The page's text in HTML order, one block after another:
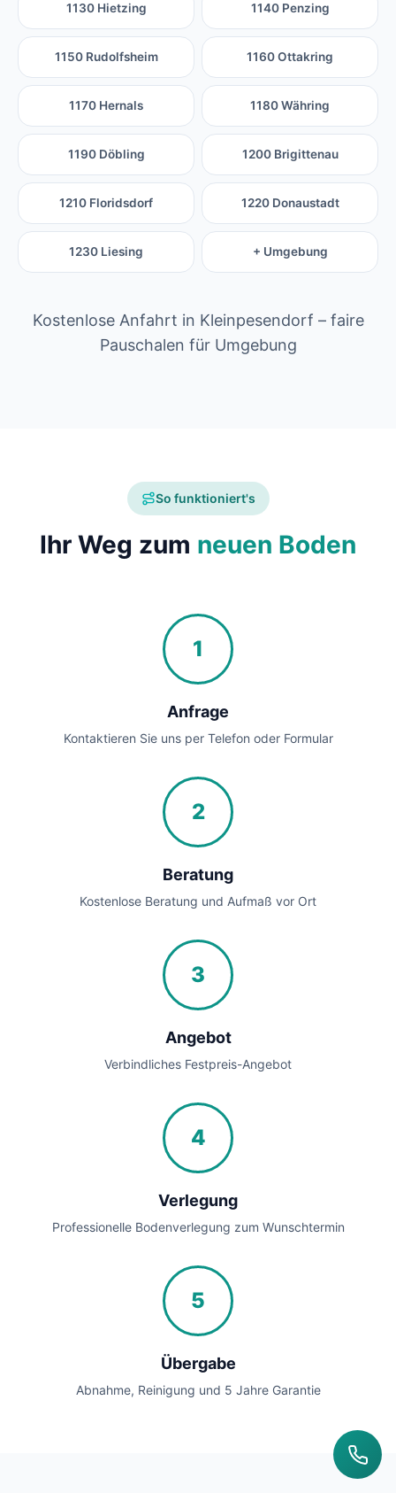
1130 Hietzing 1140 Penzing
1150 Rudolfsheim 1160 Ottakring
1170 Hernals 1180 Währing
1190 Döbling 1200 Brigittenau
1210 Floridsdorf 1220 Donaustadt
1230 Liesing + Umgebung
Kostenlose Anfahrt in Kleinpesendorf – faire
Pauschalen für Umgebung
So funktioniert's
Ihr Weg zum neuen Boden
1
Anfrage
Kontaktieren Sie uns per Telefon oder Formular
2
Beratung
Kostenlose Beratung und Aufmaß vor Ort
3
Angebot
Verbindliches Festpreis-Angebot
4
Verlegung
Professionelle Bodenverlegung zum Wunschtermin
5
Übergabe
Abnahme, Reinigung und 5 Jahre Garantie